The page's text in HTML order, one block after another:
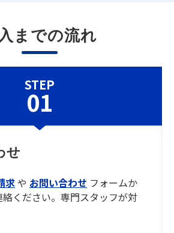
までの流れ
STEP
01
せ
求や お問い合わせ フォームか
ください。専門スタッフが対